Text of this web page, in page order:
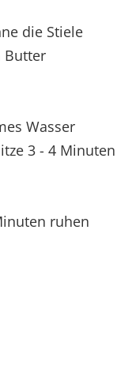
die Stiele
Butter
Wasser
3 - 4 Minuten
ruhen